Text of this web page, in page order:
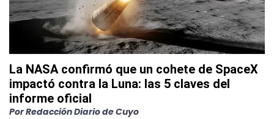
La NASA confirmó que un cohete de SpaceX
impactó contra la Luna: las 5 claves del
informe oficial
PorRedacción Diario de Cuyo